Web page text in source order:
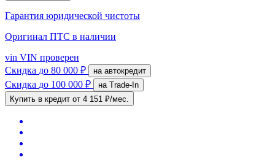
Гарантия юридической чистоты
Оригинал ПТС в наличии
vin VIN проверен
Скидка до 80 000 ₽ на автокредит
Скидка до 100 000 ₽
на Trade-In
Купить в кредит от 4 151 ₽/мес.